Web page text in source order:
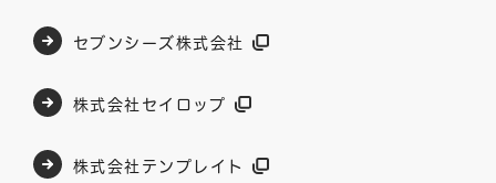
セブンシーズ株式会社
株式会社セイロップ
株式会社テンプレイト